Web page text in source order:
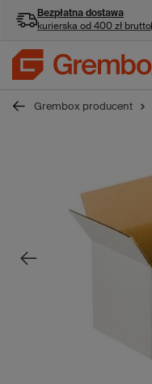
Bezpłatna dostawa
kurierska od 400 zł brutto
Grembox producent